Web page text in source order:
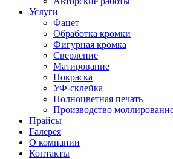
Услуги
Фацет
Обработка кромки
Фигурная кромка
Сверление
Матирование
Покраска
УФ-склейка
Полноцветная печать
Производство
Прайсы
Галерея
О компании
Контакты